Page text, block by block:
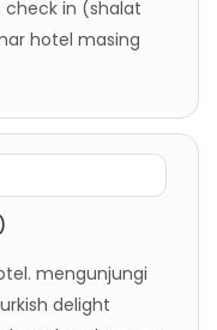
in (shalat
hotel masing
mengunjungi
delight